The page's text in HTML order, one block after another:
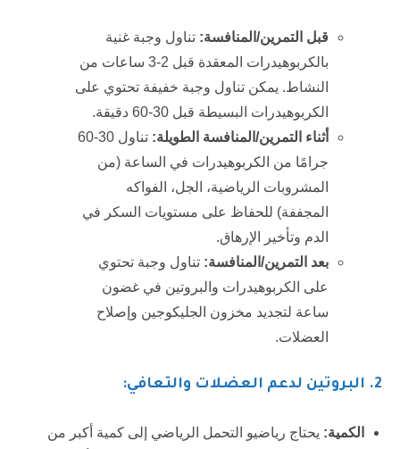
قبل التمرين/المنافسة: تناول وجبة غنية
بالكربوهيدرات المعقدة قبل 2-3 ساعات من
النشاط. يمكن تناول وجبة خفيفة تحتوي على
الكربوهيدرات البسيطة قبل 30-60 دقيقة.
أثناء التمرين/المنافسة الطويلة:
تناول 30-60
جرامًا من الكربوهيدرات في الساعة (من
المشروبات الرياضية، الجل، الفواكه
المجففة) للحفاظ على مستويات السكر في
الدم وتأخير الإرهاق.
بعد التمرين/المنافسة: تناول وجبة تحتوي
على الكربوهيدرات والبروتين في غضون
ساعة لتجديد مخزون الجليكوجين وإصلاح
العضلات.
2. البروتين لدعم العضلات والتعافي:
الكمية: يحتاج رياضيو التحمل الرياضي إلى كمية أكبر من